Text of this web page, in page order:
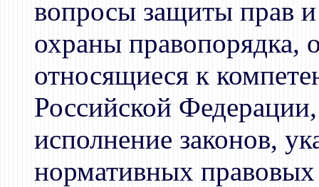
вопросы защиты прав
охраны правопорядка,
относящиеся к
Российской
исполнение законов,
нормативных